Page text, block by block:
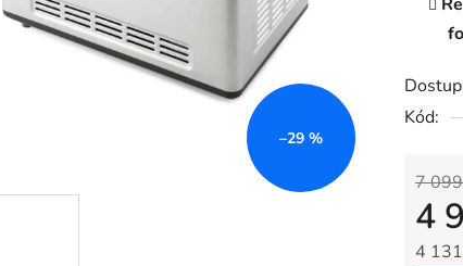
Kód:
7
4
4
–29 %